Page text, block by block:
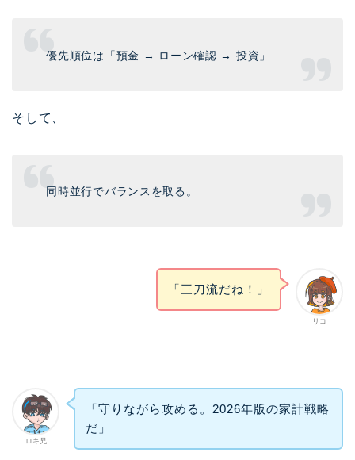
優先順位は「預金 → ローン確認 → 投資」
そして、
同時並行でバランスを取る。
リコ
「三刀流だね！」
ロキ兄
「守りながら攻める。2026年版の家計戦略
だ」